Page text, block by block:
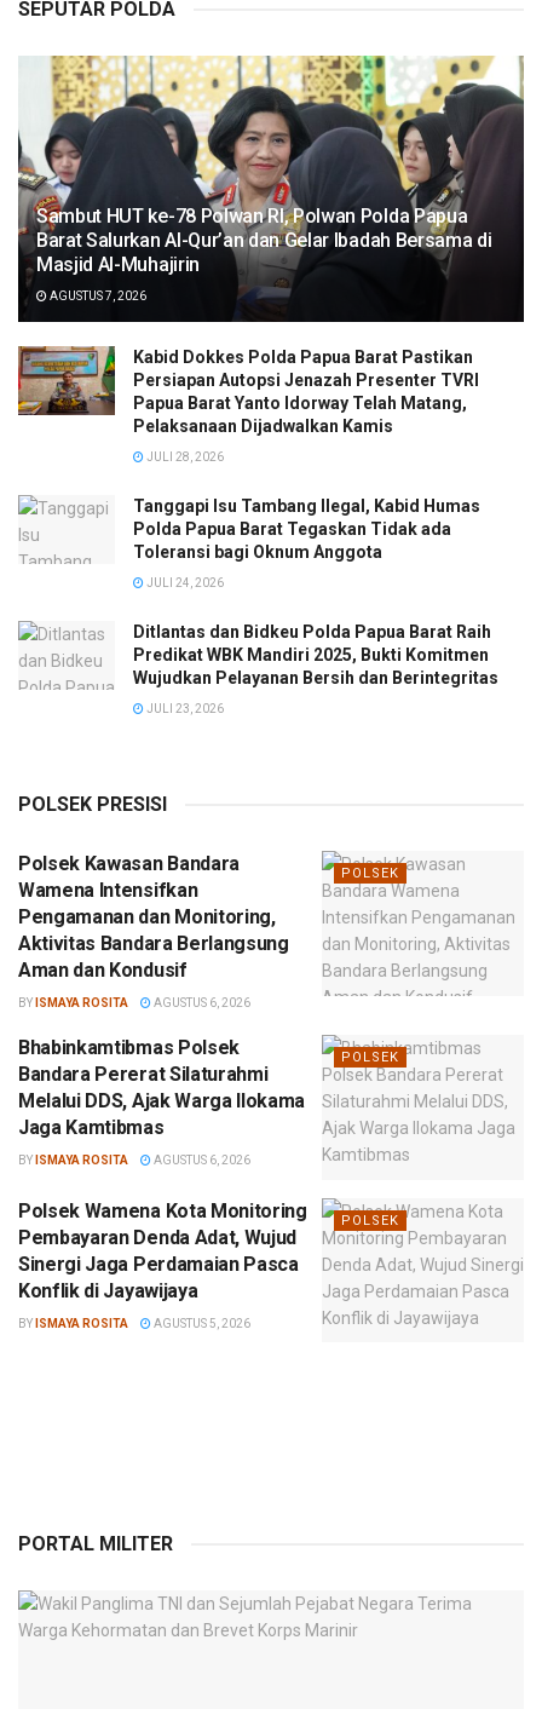
SEPUTAR POLDA
Sambut HUT ke-78 Polwan RI, Polwan Polda Papua
Barat Salurkan Al-Qur’an dan Gelar Ibadah Bersama di
Masjid Al-Muhajirin
AGUSTUS 7, 2026
Kabid Dokkes Polda Papua Barat Pastikan
Persiapan Autopsi Jenazah Presenter TVRI
Papua Barat Yanto Idorway Telah Matang,
Pelaksanaan Dijadwalkan Kamis
JULI 28, 2026
Tanggapi Isu Tambang Ilegal, Kabid Humas
Polda Papua Barat Tegaskan Tidak ada
Toleransi bagi Oknum Anggota
JULI 24, 2026
Ditlantas dan Bidkeu Polda Papua Barat Raih
Predikat WBK Mandiri 2025, Bukti Komitmen
Wujudkan Pelayanan Bersih dan Berintegritas
JULI 23, 2026
POLSEK PRESISI
POLSEK
Polsek Kawasan Bandara
Wamena Intensifkan
Pengamanan dan Monitoring,
Aktivitas Bandara Berlangsung
Aman dan Kondusif
BY ISMAYA ROSITA AGUSTUS 6, 2026
POLSEK
Bhabinkamtibmas Polsek
Bandara Pererat Silaturahmi
Melalui DDS, Ajak Warga Ilokama
Jaga Kamtibmas
BY ISMAYA ROSITA AGUSTUS 6, 2026
POLSEK
Polsek Wamena Kota Monitoring
Pembayaran Denda Adat, Wujud
Sinergi Jaga Perdamaian Pasca
Konflik di Jayawijaya
BY ISMAYA ROSITA AGUSTUS 5, 2026
PORTAL MILITER